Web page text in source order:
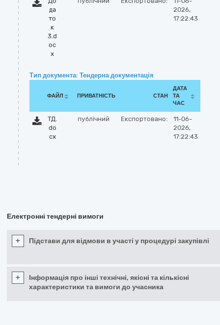
да
то
к
3.d
oc
x
2026,
17:22:43
Тип документа: Тендерна документація
ФАЙЛ ПРИВАТНІСТЬ СТАН
ДАТА
ТА
ЧАС
ТД.
do
cx
публічний Експортовано:
11-06-
2026,
17:22:43
Електронні тендерні вимоги
+ Підстави для відмови в участі у процедурі закупівлі
+
Інформація про інші технічні, якісні та кількісні
характеристики та вимоги до учасника